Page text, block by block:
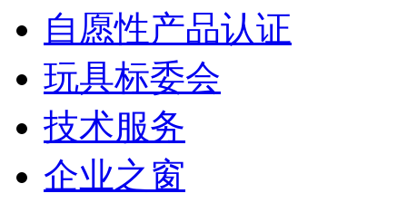
自愿性产品认证
玩具标委会
技术服务
企业之窗